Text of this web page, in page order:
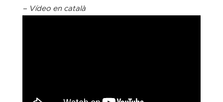
– Vídeo en català